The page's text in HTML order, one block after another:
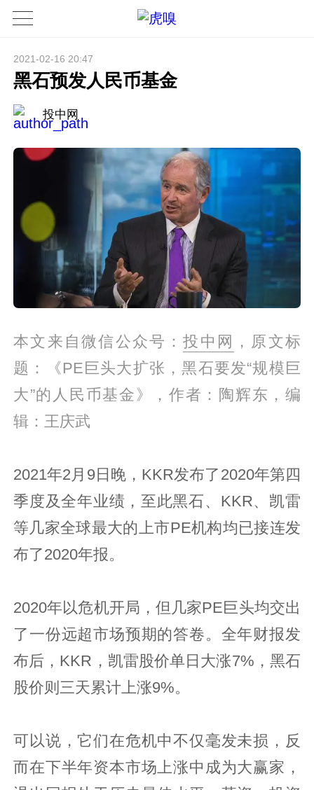
2021-02-16 20:47
黑石预发人民币基金
投中网
本文来自微信公众号：投中网
，原文标
题：《PE巨头大扩张，黑石要发“规模巨
大”的人民币基金》，作者：陶辉东，编
辑：王庆武
2021年2月9日晚，KKR发布了2020年第四
季度及全年业绩，至此黑石、KKR、凯雷
等几家全球最大的上市PE机构均已接连发
布了2020年报。
2020年以危机开局，但几家PE巨头均交出
了一份远超市场预期的答卷。全年财报发
布后，KKR，凯雷股价单日大涨7%，黑石
股价则三天累计上涨9%。
可以说，它们在危机中不仅毫发未损，反
而在下半年资本市场上涨中成为大赢家，